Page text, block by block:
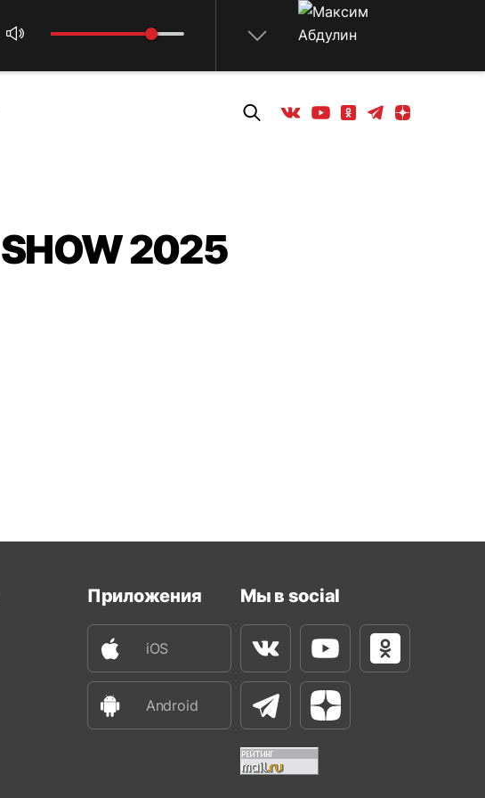
wanna go home
Вконтакте
YoutubeОдноклассники
ТелеграмЯндекс дзен
2025
Приложения
iOS
Android
Мы в social
ВконтактеYoutube
ТелеграмЯндекс Дзен